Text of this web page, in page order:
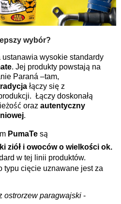
wybór?
ustanawia wysokie standardy
. Jej produkty powstają na
Paraná –tam,
łączy się z
Łączy doskonałą
oraz autentyczny
.
PumaTe są
ziół i owoców o wielkości ok.
w tej linii produktów.
typu cięcie uznawane jest za
ostrorzew paragwajski -